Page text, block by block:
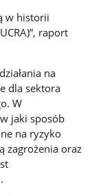
w historii
raport
na
dla sektora
W
jaki sposób
na ryzyko
zagrożenia oraz